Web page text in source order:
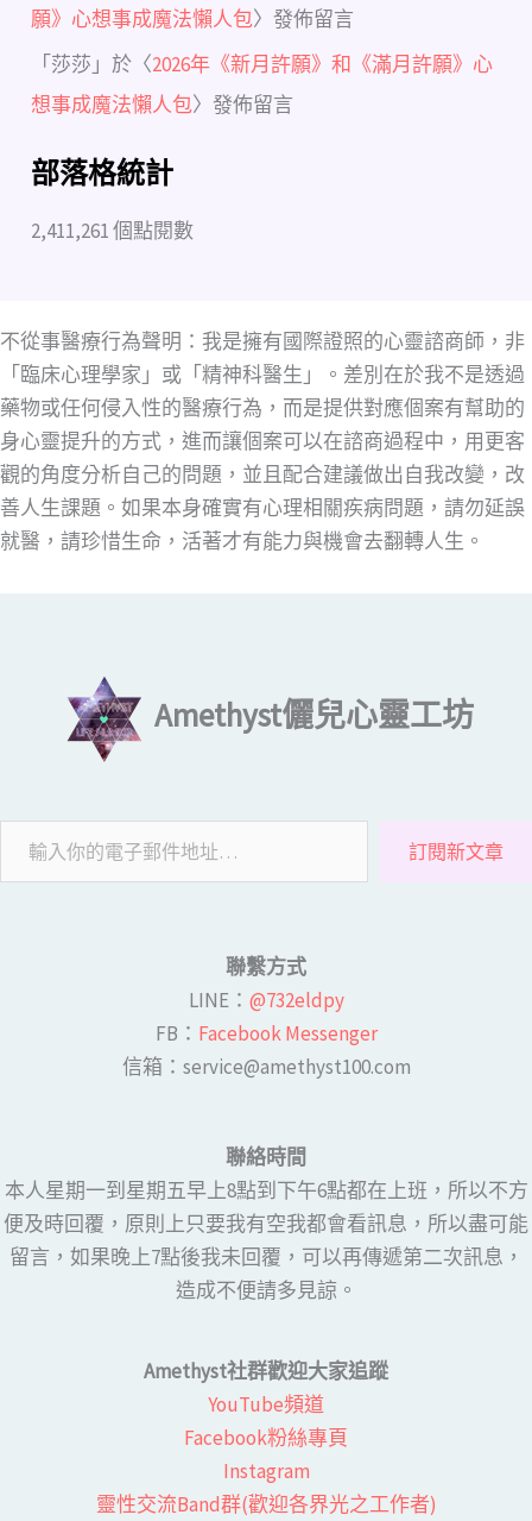
願》心想事成魔法懶人包〉發佈留言
「 莎莎 」於〈2026年《新月許願》和《滿月許願》心
想事成魔法懶人包〉發佈留言
部落格統計
2,411,261 個點閱數
不從事醫療行為聲明：我是擁有國際證照的心靈諮商師，非
「臨床心理學家」或「精神科醫生」。差別在於我不是透過
藥物或任何侵入性的醫療行為，而是提供對應個案有幫助的
身心靈提升的方式，進而讓個案可以在諮商過程中，用更客
觀的角度分析自己的問題，並且配合建議做出自我改變，改
善人生課題。如果本身確實有心理相關疾病問題，請勿延誤
就醫，請珍惜生命，活著才有能力與機會去翻轉人生。
Amethyst儷兒心靈工坊
訂閱新文章
聯繫方式
LINE​： @732eldpy
FB：​ Facebook Messenger
​​信箱：service@amethyst100.com
聯絡時間
本人星期一到星期五早上8點到下午6點都在上班，所以不方
便及時回覆，原則上只要我有空我都會看訊息，所以盡可能
留言，如果晚上7點後我未回覆，可以再傳遞第二次訊息，
造成不便請多見諒。
Amethyst社群歡迎大家追蹤
YouTube頻道
Facebook粉絲專頁​
Instagram
靈性交流Band群(歡迎各界光之工作者)​